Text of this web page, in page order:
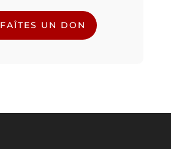
FAÎTES UN DON